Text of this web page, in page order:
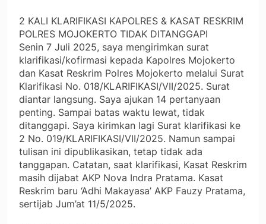
2 KALI KLARIFIKASI KAPOLRES & KASAT RESKRIM
POLRES MOJOKERTO TIDAK DITANGGAPI
Senin 7 Juli 2025, saya mengirimkan surat
klarifikasi/kofirmasi kepada Kapolres Mojokerto
dan Kasat Reskrim Polres Mojokerto melalui Surat
Klarifikasi No. 018/KLARIFIKASI/VII/2025. Surat
diantar langsung. Saya ajukan 14 pertanyaan
penting. Sampai batas waktu lewat, tidak
ditanggapi. Saya kirimkan lagi Surat klarifikasi ke
2 No. 019/KLARIFIKASI/VII/2025. Namun sampai
tulisan ini dipublikasikan, tetap tidak ada
tanggapan. Catatan, saat klarifikasi, Kasat Reskrim
masih dijabat AKP Nova Indra Pratama. Kasat
Reskrim baru ‘Adhi Makayasa’ AKP Fauzy Pratama,
sertijab Jum’at 11/5/2025.